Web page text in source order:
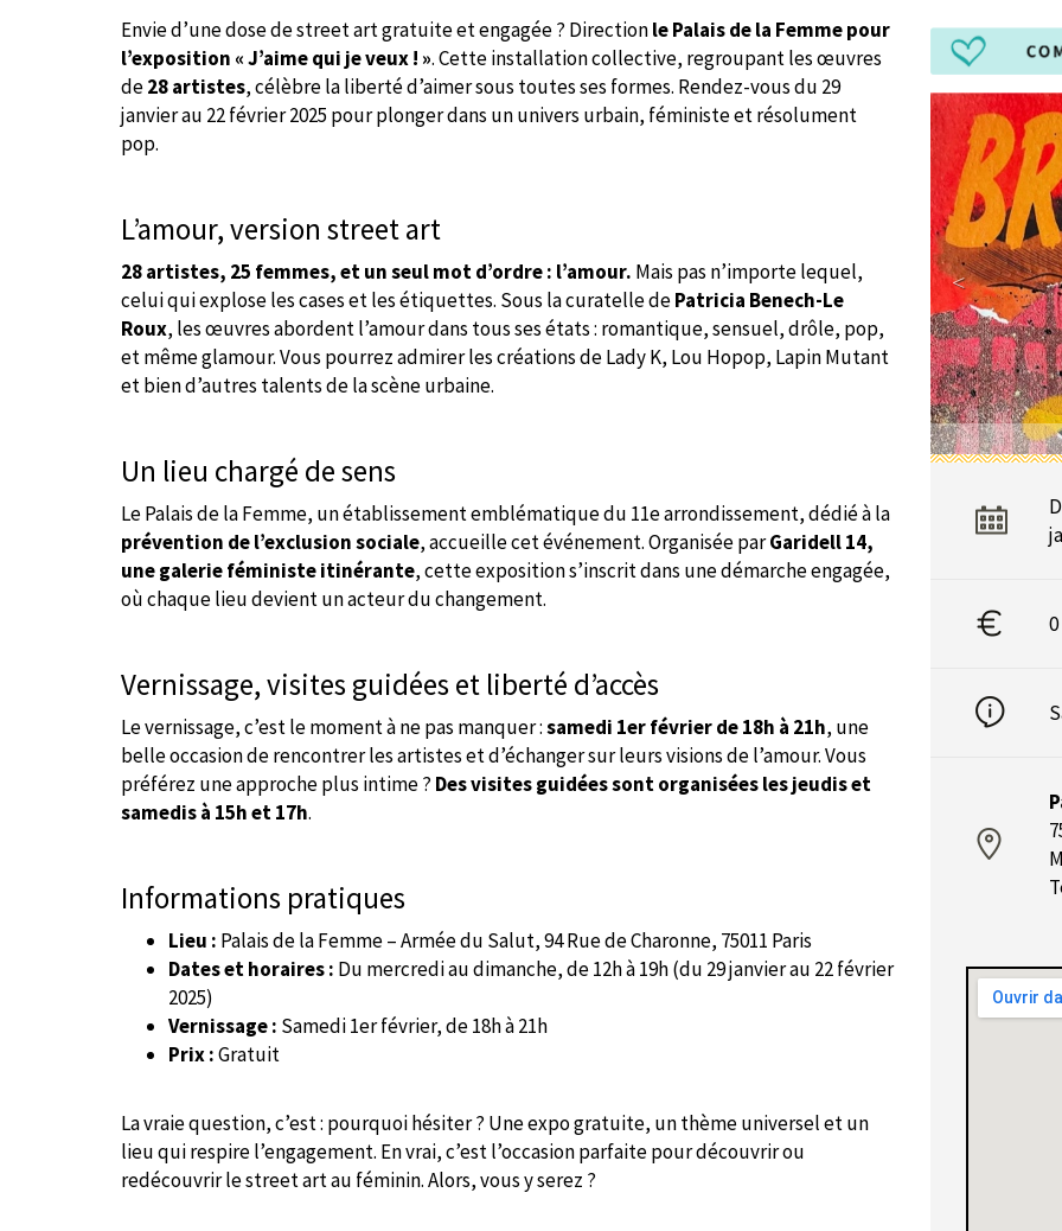
Envie d’une dose de street art gratuite et engagée ? Directionle Palais de la Femme pour
l’exposition « J’aime qui je veux ! ». Cette installation collective, regroupant les œuvres
de28 artistes, célèbre la liberté d’aimer sous toutes ses formes. Rendez-vous du 29
janvier au 22 février 2025 pour plonger dans un univers urbain, féministe et résolument
pop.
L’amour, version street art
28 artistes, 25 femmes, et un seul mot d’ordre : l’amour. Mais pas n’importe lequel,
celui qui explose les cases et les étiquettes. Sous la curatelle dePatricia Benech-Le
Roux, les œuvres abordent l’amour dans tous ses états : romantique, sensuel, drôle, pop,
et même glamour. Vous pourrez admirer les créations de Lady K, Lou Hopop, Lapin Mutant
et bien d’autres talents de la scène urbaine.
Un lieu chargé de sens
Le Palais de la Femme, un établissement emblématique du 11e arrondissement, dédié à la
prévention de l’exclusion sociale, accueille cet événement. Organisée parGaridell 14,
une galerie féministe itinérante, cette exposition s’inscrit dans une démarche engagée,
où chaque lieu devient un acteur du changement.
Vernissage, visites guidées et liberté d’accès
Le vernissage, c’est le moment à ne pas manquer :samedi 1er février de 18h à 21h, une
belle occasion de rencontrer les artistes et d’échanger sur leurs visions de l’amour. Vous
préférez une approche plus intime ? Des visites guidées sont organisées les jeudis et
samedis à 15h et 17h.
Informations pratiques
Lieu : Palais de la Femme – Armée du Salut, 94 Rue de Charonne, 75011 Paris
Dates et horaires : Du mercredi au dimanche, de 12h à 19h (du 29 janvier au 22 février
2025)
Vernissage : Samedi 1er février, de 18h à 21h
Prix :Gratuit
La vraie question, c’est : pourquoi hésiter ? Une expo gratuite, un thème universel et un
lieu qui respire l’engagement. En vrai, c’est l’occasion parfaite pour découvrir ou
redécouvrir le street art au féminin. Alors, vous y serez ?